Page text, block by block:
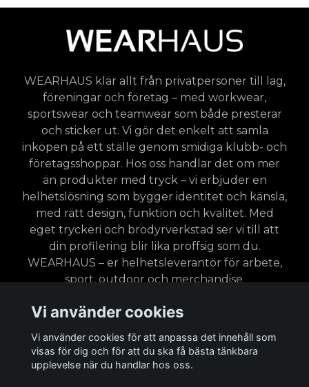
WEARHAUS klär allt från privatpersoner till lag,
föreningar och företag – med workwear,
sportswear och teamwear som både presterar
och sticker ut. Vi gör det enkelt att samla
inköpen på ett ställe genom smidiga klubb- och
företagsshoppar. Hos oss handlar det om mer
än produkter med tryck – vi erbjuder en
helhetslösning som bygger identitet och känsla,
med rätt design, funktion och kvalitet. Med
eget tryckeri och brodyrverkstad ser vi till att
din profilering blir lika proffsig som du.
WEARHAUS – er helhetsleverantör för arbete,
sport, outdoor och merchandise.
Läs mer
Vi använder cookies
Vi använder cookies för att anpassa det innehåll som
visas för dig och för att du ska få bästa tänkbara
upplevelse när du handlar hos oss.